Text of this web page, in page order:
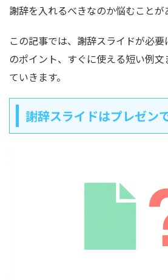
謝辞を入れるべきなのか悩むことが
この記事では、謝辞スライドが必
のポイント、すぐに使える短い例
ていきます。
謝辞スライドはプレゼン